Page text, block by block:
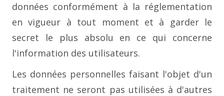
données conformément à la réglementation
en vigueur à tout moment et à garder le
secret le plus absolu en ce qui concerne
l'information des utilisateurs.
Les données personnelles faisant l'objet d'un
traitement ne seront pas utilisées à d'autres